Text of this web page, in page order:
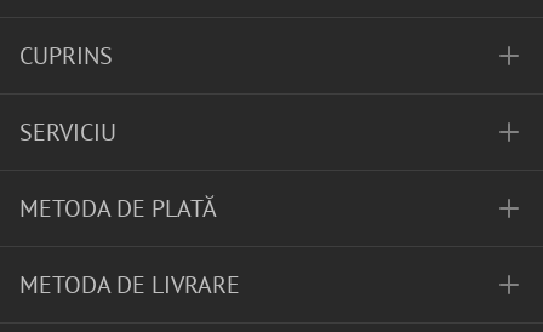
CUPRINS
SERVICIU
METODA DE PLATĂ
METODA DE LIVRARE